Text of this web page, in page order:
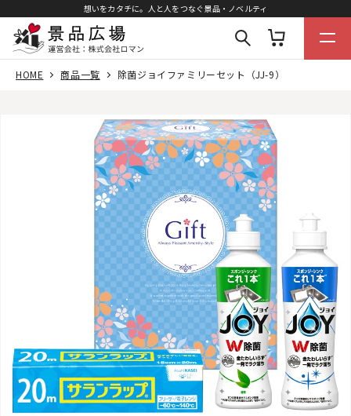
想いをカタチに。人と人をつなぐ景品・ノベルティ
HOME 商品一覧 除菌ジョイファミリーセット（JJ-9）